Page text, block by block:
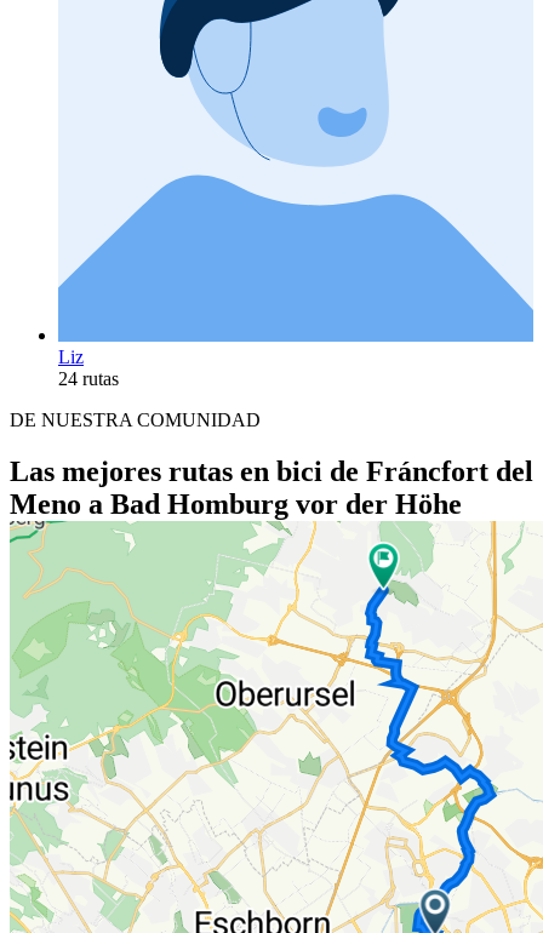
Liz
24 rutas
DE NUESTRA COMUNIDAD
Las mejores rutas en bici de Fráncfort del
Meno a Bad Homburg vor der Höhe